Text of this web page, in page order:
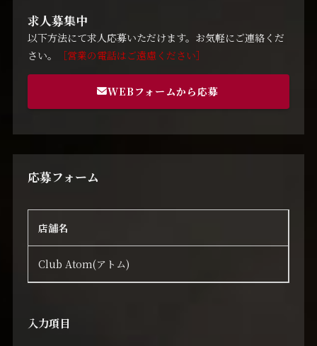
求人募集中
以下方法にて求人応募いただけます。お気軽にご連絡くだ
さい。
［営業の電話はご遠慮ください］
WEBフォームから応募
応募フォーム
店舗名
Club Atom(アトム)
入力項目